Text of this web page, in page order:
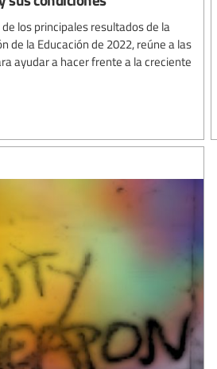
los principales resultados de la
de la Educación de 2022, reúne a las
ayudar a hacer frente a la creciente